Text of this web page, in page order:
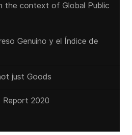
the context of Global Public
Genuino y el Índice de
just Goods
Report 2020